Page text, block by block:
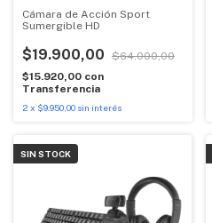
Cámara de Acción Sport
Sumergible HD
$19.900,00
$64.000,00
$15.920,00 con
Transferencia
2 x $9.950,00 sin interés
SIN STOCK